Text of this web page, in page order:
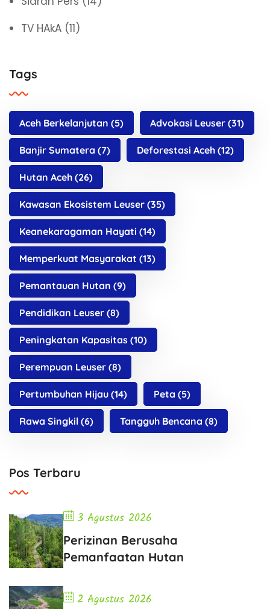
TV HAkA (11)
Tags
Aceh Berkelanjutan (5) Advokasi Leuser (31)
Banjir Sumatera (7) Deforestasi Aceh (12)
Hutan Aceh (26)
Kawasan Ekosistem Leuser (35)
Keanekaragaman Hayati (14)
Memperkuat Masyarakat (13)
Pemantauan Hutan (9)
Pendidikan Leuser (8)
Peningkatan Kapasitas (10)
Perempuan Leuser (8)
Pertumbuhan Hijau (14) Peta (5)
Rawa Singkil (6) Tangguh Bencana (8)
Pos Terbaru
3 Agustus 2026
Perizinan Berusaha
Pemanfaatan Hutan
2 Agustus 2026